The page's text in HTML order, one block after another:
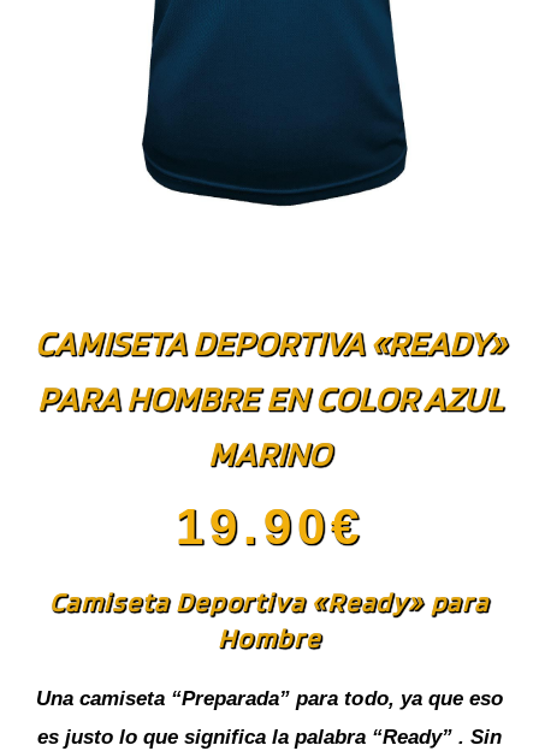
CAMISETA DEPORTIVA «READY»
PARA HOMBRE EN COLOR AZUL
MARINO
19.90€
Camiseta Deportiva «Ready» para
Hombre
Una camiseta “Preparada” para todo, ya que eso
es justo lo que significa la palabra “Ready” . Sin